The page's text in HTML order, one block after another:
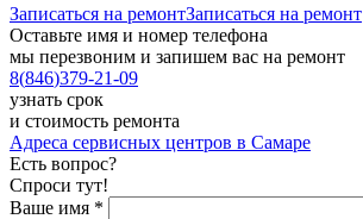
Записаться на ремонтЗаписаться на ремонт
Оставьте имя и номер телефона
мы перезвоним и запишем вас на ремонт
8(846)379-21-09
узнать срок
и стоимость ремонта
Адреса сервисных центров в Самаре
Есть вопрос?
Спроси тут!
Ваше имя *